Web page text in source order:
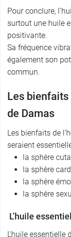
Pour conclure,
surtout une huile
positivante.
Sa fréquence
également son
commun.
Les bienfaits
de Damas
Les bienfaits de
seraient
la sphère
la sphère
la sphère
la sphère
L’huile
L’huile